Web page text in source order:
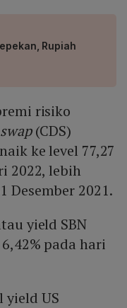
Rupiah
risiko
(CDS)
ke level 77,27
2022, lebih
Desember 2021.
yield SBN
pada hari
yield US